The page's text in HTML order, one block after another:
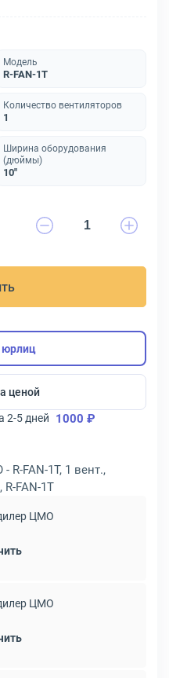
Модель
R-FAN-1T
Количество вентиляторов
1
Ширина оборудования
(дюймы)
10"
юрлиц
ценой
2-5 дней 1000 ₽
FAN-1T, 1 вент.,
FAN-1T
ЦМО
ЦМО